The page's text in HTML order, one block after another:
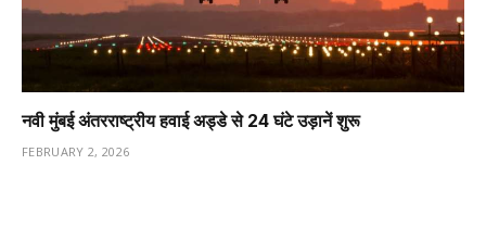
नवी मुंबई अंतरराष्ट्रीय हवाई अड्डे से 24 घंटे उड़ानें शुरू
FEBRUARY 2, 2026